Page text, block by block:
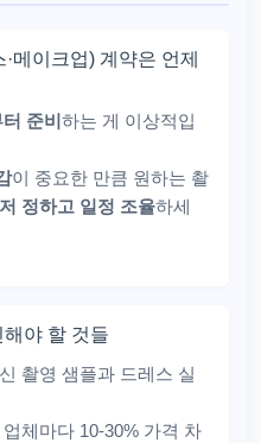
메이크업) 계약은 언제
준비하는 게 이상적입
이 중요한 만큼 원하는 촬
정하고 일정 조율하세
야 할 것들
촬영 샘플과 드레스 실
체마다 10-30% 가격 차